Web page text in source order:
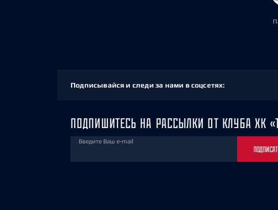
Подписывайся и следи за нами в соцсетях:
ПОДПИШИТЕСЬ НА РАССЫЛКИ ОТ КЛУБА ХК
Введите Ваш e-mail